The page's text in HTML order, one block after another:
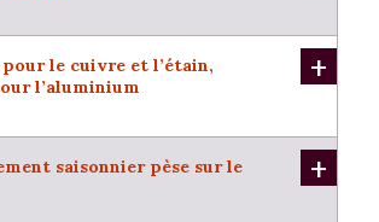
le cuivre et l’étain,
l’aluminium
+
saisonnier pèse sur le
+